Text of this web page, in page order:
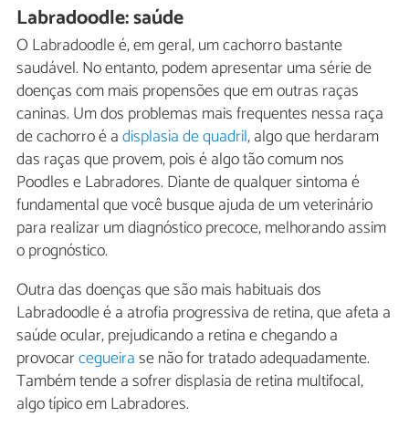
Labradoodle: saúde
O Labradoodle é, em geral, um cachorro bastante
saudável. No entanto, podem apresentar uma série de
doenças com mais propensões que em outras raças
caninas. Um dos problemas mais frequentes nessa raça
de cachorro é adisplasia de quadril, algo que herdaram
das raças que provem, pois é algo tão comum nos
Poodles e Labradores. Diante de qualquer sintoma é
fundamental que você busque ajuda de um veterinário
para realizar um diagnóstico precoce, melhorando assim
o prognóstico.
Outra das doenças que são mais habituais dos
Labradoodle é a atrofia progressiva de retina, que afeta a
saúde ocular, prejudicando a retina e chegando a
provocarcegueirase não for tratado adequadamente.
Também tende a sofrer displasia de retina multifocal,
algo típico em Labradores.